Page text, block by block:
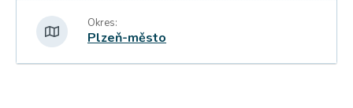
Okres:
Plzeň-město